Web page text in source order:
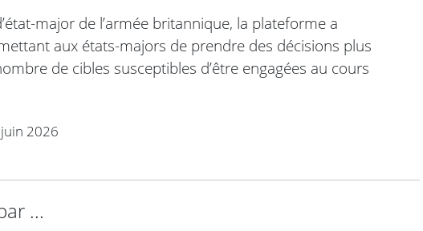
major de l’armée britannique, la plateforme a
aux états-majors de prendre des décisions plus
de cibles susceptibles d’être engagées au cours
2026
...